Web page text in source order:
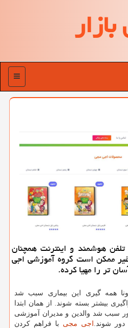
منو
هوشمند و اینترنت همچنان
ممكن است گروه آموزشی اجی
تر را مهیا كرده.
همه گیری این بیماری سبب شد
بیشتر بسته شوند. از همان ابتدا
سبب شد والدین و مدیران آموزشی
شوند.
اجی مجی با فراهم کردن